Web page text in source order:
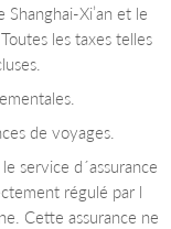
Xi’an et le
les taxes telles
de voyages.
service d´assurance
régulé par l
Cette assurance ne